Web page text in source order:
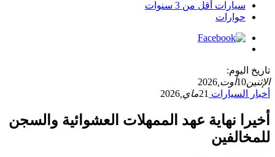
سيارات أقل من 3 سنوات
حوارات
تاريخ اليوم:
الإثنين10أوت, 2026
أخبار السيارات 21ماي, 2026
أخيرا نهاية عهد الممهلات العشوائية والسجن
للمخالفين